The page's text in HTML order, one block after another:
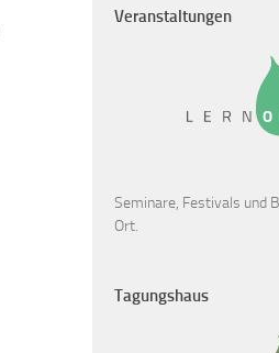
Veranstaltungen
Seminare, Festivals und
Ort.
Tagungshaus